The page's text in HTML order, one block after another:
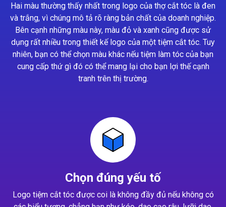
Hai màu thường thấy nhất trong logo của thợ cắt tóc là đen
và trắng, vì chúng mô tả rõ ràng bản chất của doanh nghiệp.
Bên cạnh những màu này, màu đỏ và xanh cũng được sử
dụng rất nhiều trong thiết kế logo của một tiệm cắt tóc. Tuy
nhiên, bạn có thể chọn màu khác nếu tiệm làm tóc của bạn
cung cấp thứ gì đó có thể mang lại cho bạn lợi thế cạnh
tranh trên thị trường.
Chọn đúng yếu tố
Logo tiệm cắt tóc được coi là không đầy đủ nếu không có